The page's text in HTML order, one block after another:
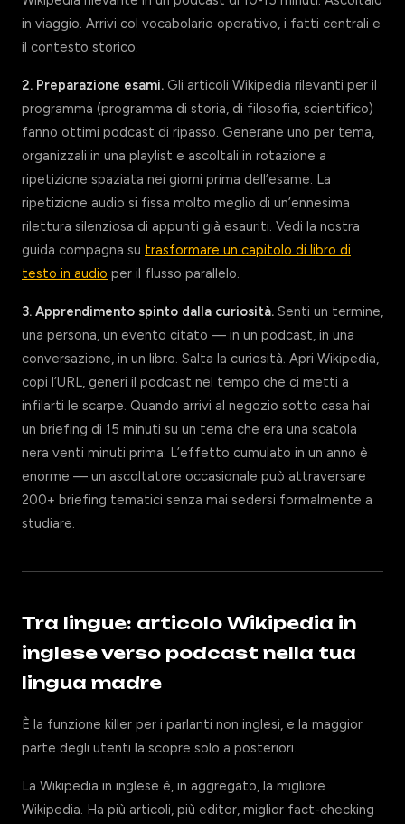
in viaggio. Arrivi col vocabolario operativo, i fatti centrali e
il contesto storico.
2. Preparazione esami. Gli articoli Wikipedia rilevanti per il
programma (programma di storia, di filosofia, scientifico)
fanno ottimi podcast di ripasso. Generane uno per tema,
organizzali in una playlist e ascoltali in rotazione a
ripetizione spaziata nei giorni prima dell’esame. La
ripetizione audio si fissa molto meglio di un’ennesima
rilettura silenziosa di appunti già esauriti. Vedi la nostra
guida compagna su trasformare un capitolo di libro di
testo in audio per il flusso parallelo.
3. Apprendimento spinto dalla curiosità. Senti un termine,
una persona, un evento citato — in un podcast, in una
conversazione, in un libro. Salta la curiosità. Apri Wikipedia,
copi l’URL, generi il podcast nel tempo che ci metti a
infilarti le scarpe. Quando arrivi al negozio sotto casa hai
un briefing di 15 minuti su un tema che era una scatola
nera venti minuti prima. L’effetto cumulato in un anno è
enorme — un ascoltatore occasionale può attraversare
200+ briefing tematici senza mai sedersi formalmente a
studiare.
Tra lingue: articolo Wikipedia in
inglese verso podcast nella tua
lingua madre
È la funzione killer per i parlanti non inglesi, e la maggior
parte degli utenti la scopre solo a posteriori.
La Wikipedia in inglese è, in aggregato, la migliore
Wikipedia. Ha più articoli, più editor, miglior fact-checking